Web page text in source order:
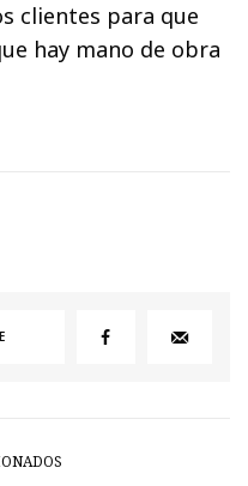
clientes para que
hay mano de obra